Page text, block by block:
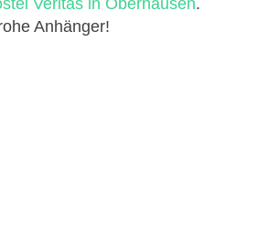
Veritas in Oberhausen.
Anhänger!